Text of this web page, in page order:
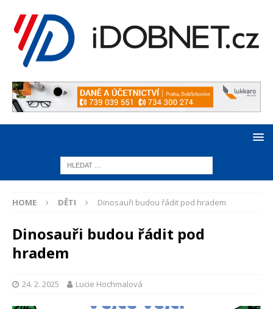
HOME DĚTI Dinosauři budou řádit pod hradem
Dinosauři budou řádit pod
hradem
24. 2. 2025 Lucie Hochmalová